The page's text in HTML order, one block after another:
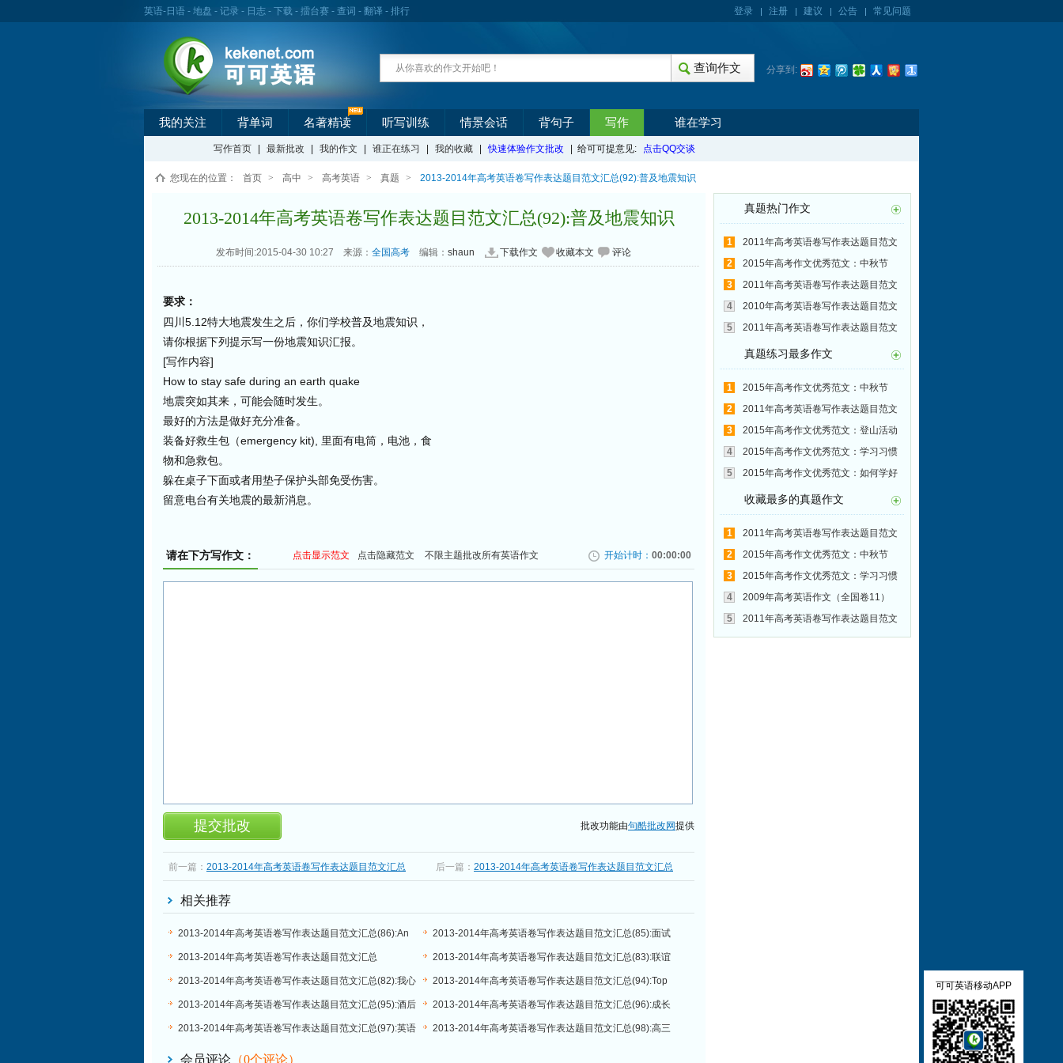
英语- 日语 - 地盘 - 记录 - 日志 - 下载 - 擂台赛 - 查词 - 翻译 - 排行 登录 注册 建议 公告 常见问题
分享到:
我的关注 背单词 名著精读 听写训练 情景会话 背句子 写作 谁在学习
写作首页 最新批改 我的作文 谁正在练习 我的收藏 快速体验作文批改 | 给可可提意见: 点击QQ交谈
您现在的位置： 首页 > 高中 > 高考英语 > 真题 > 2013-2014年高考英语卷写作表达题目范文汇总(92):普及地震知识
2013-2014年高考英语卷写作表达题目范文汇总(92):普及地震知识
发布时间:2015-04-30 10:27 来源： 全国高考 编辑： shaun 下载作文 收藏本文 评论
要求：
四川5.12特大地震发生之后，你们学校普及地震知识，
请你根据下列提示写一份地震知识汇报。
[写作内容]
How to stay safe during an earth quake
地震突如其来，可能会随时发生。
最好的方法是做好充分准备。
装备好救生包（emergency kit), 里面有电筒，电池，食
物和急救包。
躲在桌子下面或者用垫子保护头部免受伤害。
留意电台有关地震的最新消息。
请在下方写作文： 点击显示范文 点击隐藏范文 不限主题批改所有英语作文 开始计时： 00:00:00
批改功能由句酷批改网提供
前一篇： 2013-2014年高考英语卷写作表达题目范文汇总
后一篇： 2013-2014年高考英语卷写作表达题目范文汇总
相关推荐
2013-2014年高考英语卷写作表达题目范文汇总(86):An
English Editor Wanted
2013-2014年高考英语卷写作表达题目范文汇总(85):面试
自主招生
2013-2014年高考英语卷写作表达题目范文汇总
(84):Letters to Dr Helper
2013-2014年高考英语卷写作表达题目范文汇总(83):联谊
活动
2013-2014年高考英语卷写作表达题目范文汇总(82):我心
目中的好老师
2013-2014年高考英语卷写作表达题目范文汇总(94):Top
Meal of the Day
2013-2014年高考英语卷写作表达题目范文汇总(95):酒后
驾车
2013-2014年高考英语卷写作表达题目范文汇总(96):成长
是快乐的还是烦恼的
2013-2014年高考英语卷写作表达题目范文汇总(97):英语
2013-2014年高考英语卷写作表达题目范文汇总(98):高三
会员评论 （0个评论）
真题热门作文
1
2011年高考英语卷写作表达题目范文
汇总(39):过度依赖电脑的弊端
2
2015年高考作文优秀范文：中秋节
3
2011年高考英语卷写作表达题目范文
汇总(42):和老师建立良好的师生关系
4
2010年高考英语卷写作表达题目范文
汇总(27):圆明园是否应该重建
5
2011年高考英语卷写作表达题目范文
汇总(32):珍爱生命 远离毒品
真题练习最多作文
1
2015年高考作文优秀范文：中秋节
2
2011年高考英语卷写作表达题目范文
汇总(42):和老师建立良好的师生关系
3
2015年高考作文优秀范文：登山活动
4
2015年高考作文优秀范文：学习习惯
5
2015年高考作文优秀范文：如何学好
收藏最多的真题作文
1
2011年高考英语卷写作表达题目范文
汇总(24):交通安全
2
2015年高考作文优秀范文：中秋节
3
2015年高考作文优秀范文：学习习惯
4
2009年高考英语作文（全国卷11）
5
2011年高考英语卷写作表达题目范文
汇总(28):珍爱生命 拒闯红灯
可可英语移动APP